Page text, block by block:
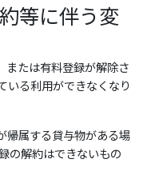
等に伴う変
または有料登録が解除さ
いる利用ができなくなり
帰属する貸与物がある場
の解約はできないもの